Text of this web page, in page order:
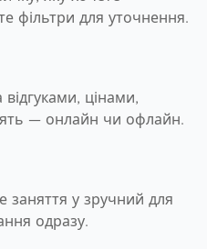
фільтри для уточнення.
цінами,
— онлайн чи офлайн.
заняття у зручний для
одразу.